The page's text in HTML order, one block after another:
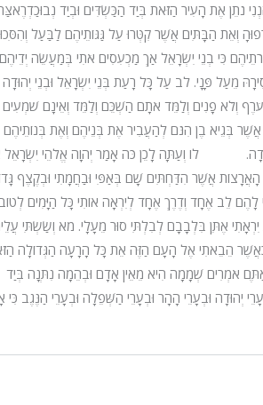
נֹתֵן אֶת הָעִיר הַזֹּאת בְּיַד הַכַּשְׂדִּים וּבְיַד
וְאֵת הַבָּתִּים אֲשֶׁר קִטְּרוּ עַל גַּגּוֹתֵיהֶם לַבַּעַל וְהִסִּכוּ
כִּי בְנֵי יִשְׂרָאֵל אַךְ מַכְעִסִים אֹתִי בְּמַעֲשֵׂה
מֵעַל פָּנָי. לב עַל כָּל רָעַת בְּנֵי יִשְׂרָאֵל וּבְנֵי
עֹרֶף וְלֹא פָנִים וְלַמֵּד אֹתָם הַשְׁכֵּם וְלַמֵּד וְאֵינָם שֹׁמְעִים
בְּגֵיא בֶן הִנֹּם לְהַעֲבִיר אֶת בְּנֵיהֶם וְאֶת בְּנוֹתֵיהֶם
לו וְעַתָּה לָכֵן כֹּה אָמַר יְהוָה אֱלֹהֵי יִשְׂרָאֵל
אֲשֶׁר הִדַּחְתִּים שָׁם בְּאַפִּי וּבַחֲמָתִי וּבְקֶצֶף
לֵב אֶחָד וְדֶרֶךְ אֶחָד לְיִרְאָה אוֹתִי כָּל הַיָּמִים לְטוֹב
אֶתֵּן בִּלְבָבָם לְבִלְתִּי סוּר מֵעָלָי. מא וְשַׂשְׂתִּי
הֵבֵאתִי אֶל הָעָם הַזֶּה אֵת כָּל הָרָעָה הַגְּדוֹלָה
אֹמְרִים שְׁמָמָה הִיא מֵאֵין אָדָם וּבְהֵמָה נִתְּנָה בְּיַד
יְהוּדָה וּבְעָרֵי הָהָר וּבְעָרֵי הַשְּׁפֵלָה וּבְעָרֵי הַנֶּגֶב כִּי